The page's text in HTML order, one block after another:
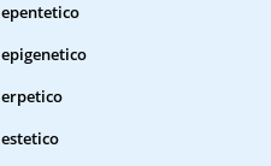
epentetico
epigenetico
erpetico
estetico